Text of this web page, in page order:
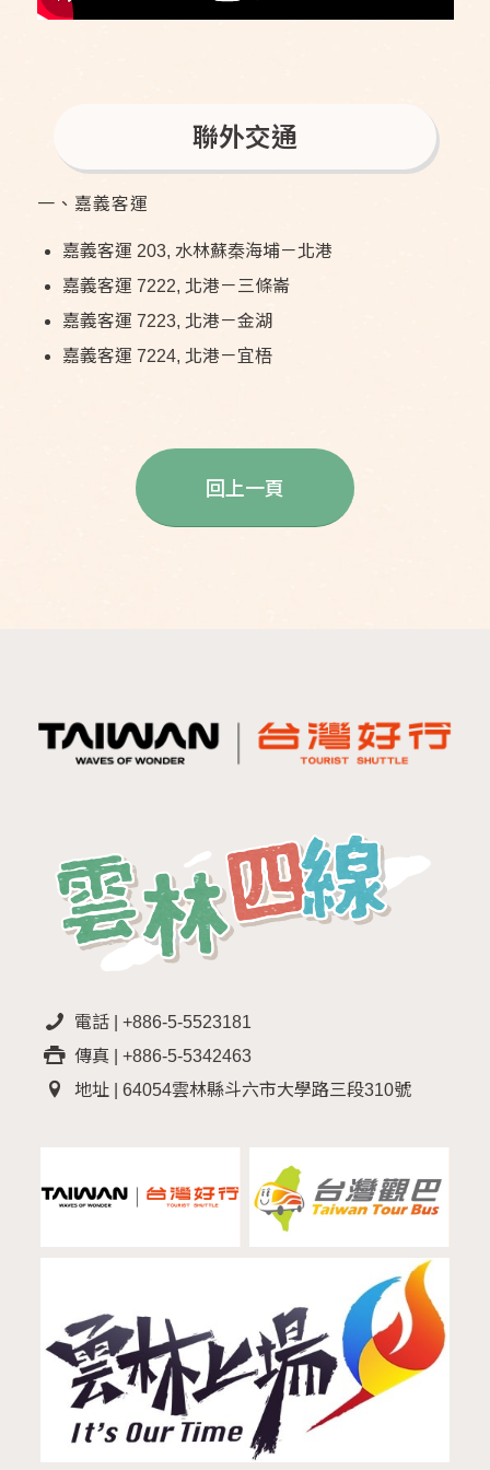
聯外交通
一、嘉義客運
嘉義客運 203, 水林蘇秦海埔－北港
嘉義客運 7222, 北港－三條崙
嘉義客運 7223, 北港－金湖
嘉義客運 7224, 北港－宜梧
回上一頁
電話 | +886-5-5523181
傳真 | +886-5-5342463
地址 | 64054雲林縣斗六市大學路三段310號